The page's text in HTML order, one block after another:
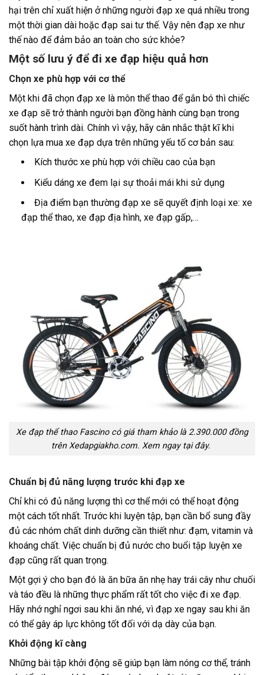
hại trên chỉ xuất hiện ở những người đạp xe quá nhiều trong
một thời gian dài hoặc đạp sai tư thế. Vậy nên đạp xe như
thế nào để đảm bảo an toàn cho sức khỏe?
Một số lưu ý để đi xe đạp hiệu quả hơn
Chọn xe phù hợp với cơ thể
Một khi đã chọn đạp xe là môn thể thao để gắn bó thì chiếc
xe đạp sẽ trở thành người bạn đồng hành cùng bạn trong
suốt hành trình dài. Chính vì vậy, hãy cân nhắc thật kĩ khi
chọn lựa mua xe đạp dựa trên những yếu tố cơ bản sau:
Kích thước xe phù hợp với chiều cao của bạn
Kiểu dáng xe đem lại sự thoải mái khi sử dụng
Địa điểm bạn thường đạp xe sẽ quyết định loại xe: xe
đạp thể thao, xe đạp địa hình, xe đạp gấp,…
Xe đạp thể thao Fascino có giá tham khảo là 2.390.000 đồng
trên Xedapgiakho.com. Xem ngay tại đây.
Chuẩn bị đủ năng lượng trước khi đạp xe
Chỉ khi có đủ năng lượng thì cơ thể mới có thể hoạt động
một cách tốt nhất. Trước khi luyện tập, bạn cần bổ sung đầy
đủ các nhóm chất dinh dưỡng cần thiết như: đạm, vitamin và
khoáng chất. Việc chuẩn bị đủ nước cho buổi tập luyện xe
đạp cũng rất quan trọng.
Một gợi ý cho bạn đó là ăn bữa ăn nhẹ hay trái cây như chuối
và táo đều là những thực phẩm rất tốt cho việc đi xe đạp.
Hãy nhớ nghỉ ngơi sau khi ăn nhé, vì đạp xe ngay sau khi ăn
có thể gây áp lực không tốt đối với dạ dày của bạn.
Khởi động kĩ càng
Những bài tập khởi động sẽ giúp bạn làm nóng cơ thể, tránh